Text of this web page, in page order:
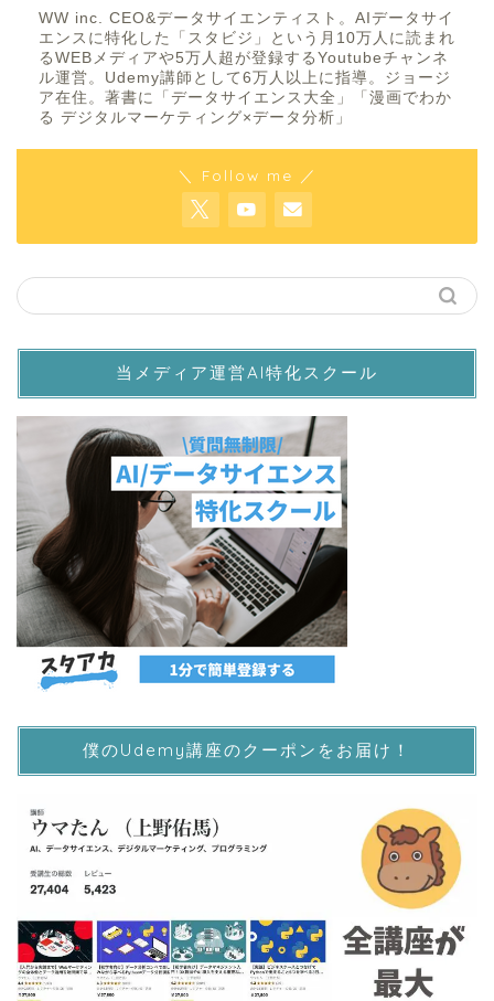
WW inc. CEO&データサイエンティスト。AIデータサイ
エンスに特化した「スタビジ」という月10万人に読まれ
るWEBメディアや5万人超が登録するYoutubeチャンネ
ル運営。Udemy講師として6万人以上に指導。ジョージ
ア在住。著書に「データサイエンス大全」「漫画でわか
る デジタルマーケティング×データ分析」
＼ Follow me ／
当メディア運営AI特化スクール
僕のUdemy講座のクーポンをお届け！